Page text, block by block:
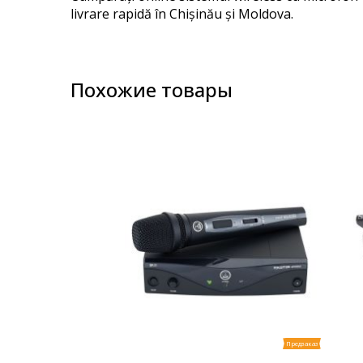
images
livrare rapidă în Chișinău și Moldova.
Похожие товары
Предзаказ